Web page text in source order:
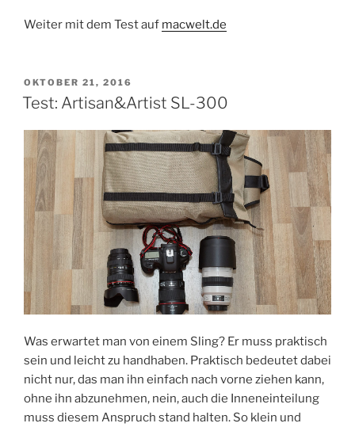
Weiter mit dem Test auf macwelt.de
VERÖFFENTLICHT
AM
OKTOBER 21, 2016
Test: Artisan&Artist SL-300
Was erwartet man von einem Sling? Er muss praktisch
sein und leicht zu handhaben. Praktisch bedeutet dabei
nicht nur, das man ihn einfach nach vorne ziehen kann,
ohne ihn abzunehmen, nein, auch die Inneneinteilung
muss diesem Anspruch stand halten. So klein und